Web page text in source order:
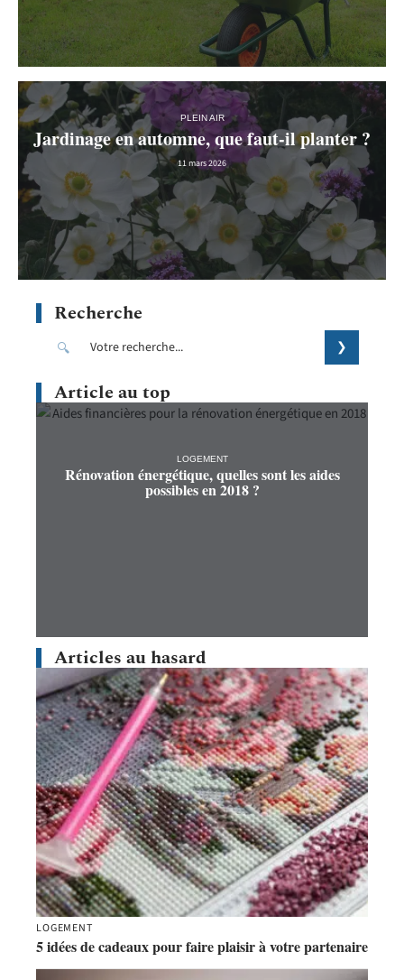
PLEIN AIR
Jardinage en automne, que faut-il planter ?
11 mars 2026
Recherche
Article au top
LOGEMENT
Rénovation énergétique, quelles sont les aides
possibles en 2018 ?
Articles au hasard
LOGEMENT
5 idées de cadeaux pour faire plaisir à votre partenaire